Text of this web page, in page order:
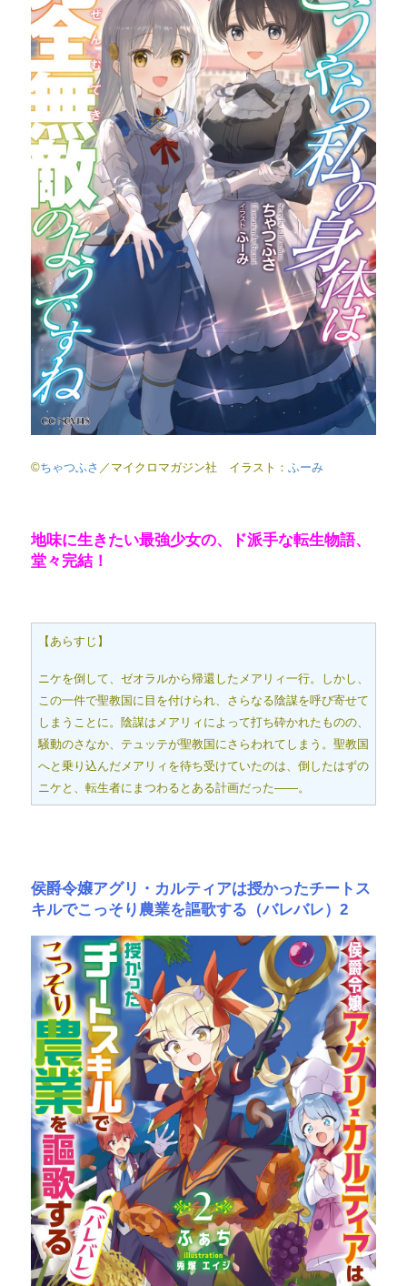
©ちゃつふさ ／マイクロマガジン社 イラスト： ふーみ
地味に生きたい最強少女の、ド派手な転生物語、
堂々完結！
【あらすじ】
ニケを倒して、ゼオラルから帰還したメアリィ一行。しかし、
この一件で聖教国に目を付けられ、さらなる陰謀を呼び寄せて
しまうことに。陰謀はメアリィによって打ち砕かれたものの、
騒動のさなか、テュッテが聖教国にさらわれてしまう。聖教国
へと乗り込んだメアリィを待ち受けていたのは、倒したはずの
ニケと、転生者にまつわるとある計画だった――。
侯爵令嬢アグリ・カルティアは授かったチートス
キルでこっそり農業を謳歌する（バレバレ）2